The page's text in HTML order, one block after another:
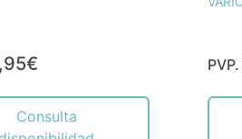
Consulta
PVP.